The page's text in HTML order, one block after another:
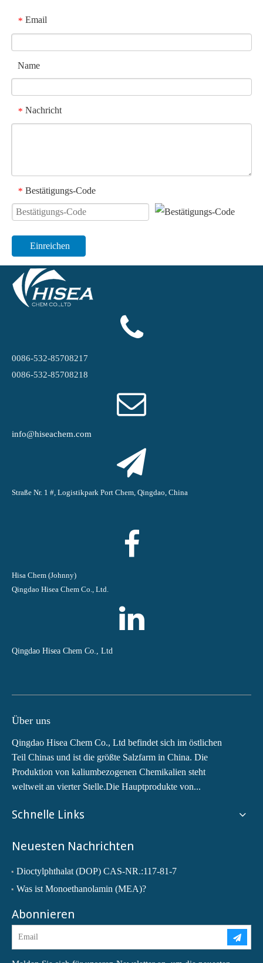
* Email
Name
* Nachricht
* Bestätigungs-Code
Einreichen
0086-532-85708217
0086-532-85708218
info@hiseachem.com
Straße Nr. 1 #, Logistikpark Port Chem, Qingdao, China
Hisa Chem (Johnny)
Qingdao Hisea Chem Co., Ltd.
Qingdao Hisea Chem Co., Ltd
Über uns
Qingdao Hisea Chem Co., Ltd befindet sich im östlichen
Teil Chinas und ist die größte Salzfarm in China. Die
Produktion von kaliumbezogenen Chemikalien steht
weltweit an vierter Stelle.Die Hauptprodukte von...
Schnelle Links
Neuesten Nachrichten
Dioctylphthalat (DOP) CAS-NR.:117-81-7
Was ist Monoethanolamin (MEA)?
Abonnieren